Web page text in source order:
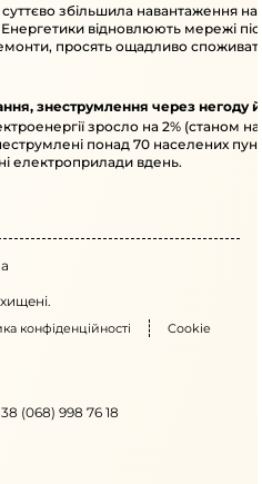
збільшила навантаження на
відновлюють мережі
просять ощадливо
знеструмлення через негоду
зросло на 2% (станом на
понад 70 населених
електроприлади вдень.
конфіденційності Cookie
(068) 998 76 18